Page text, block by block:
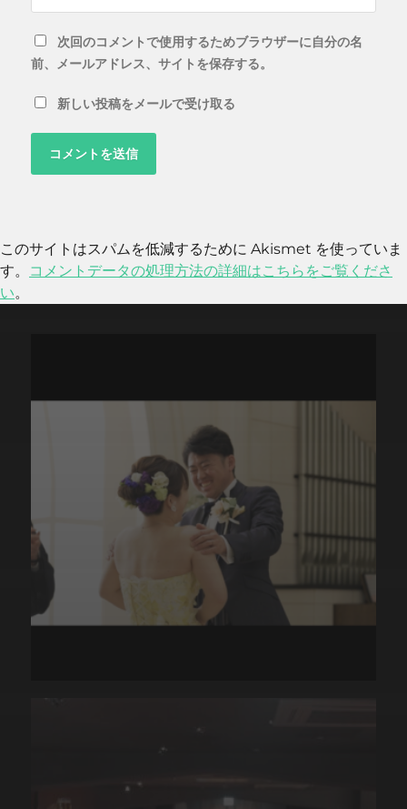
次回のコメントで使用するためブラウザーに自分の名
前、メールアドレス、サイトを保存する。
新しい投稿をメールで受け取る
このサイトはスパムを低減するために Akismet を使っていま
す。
コメントデータの処理方法の詳細はこちらをご覧くださ
い。